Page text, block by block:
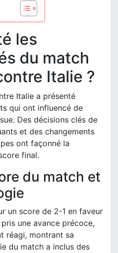
les
du match
Italie ?
Italie a présenté
qui ont influencé de
Des décisions clés de
et des changements
ont façonné la
final.
du match et
un score de 2-1 en faveur
pris une avance précoce,
réagi, montrant sa
du match a inclus des